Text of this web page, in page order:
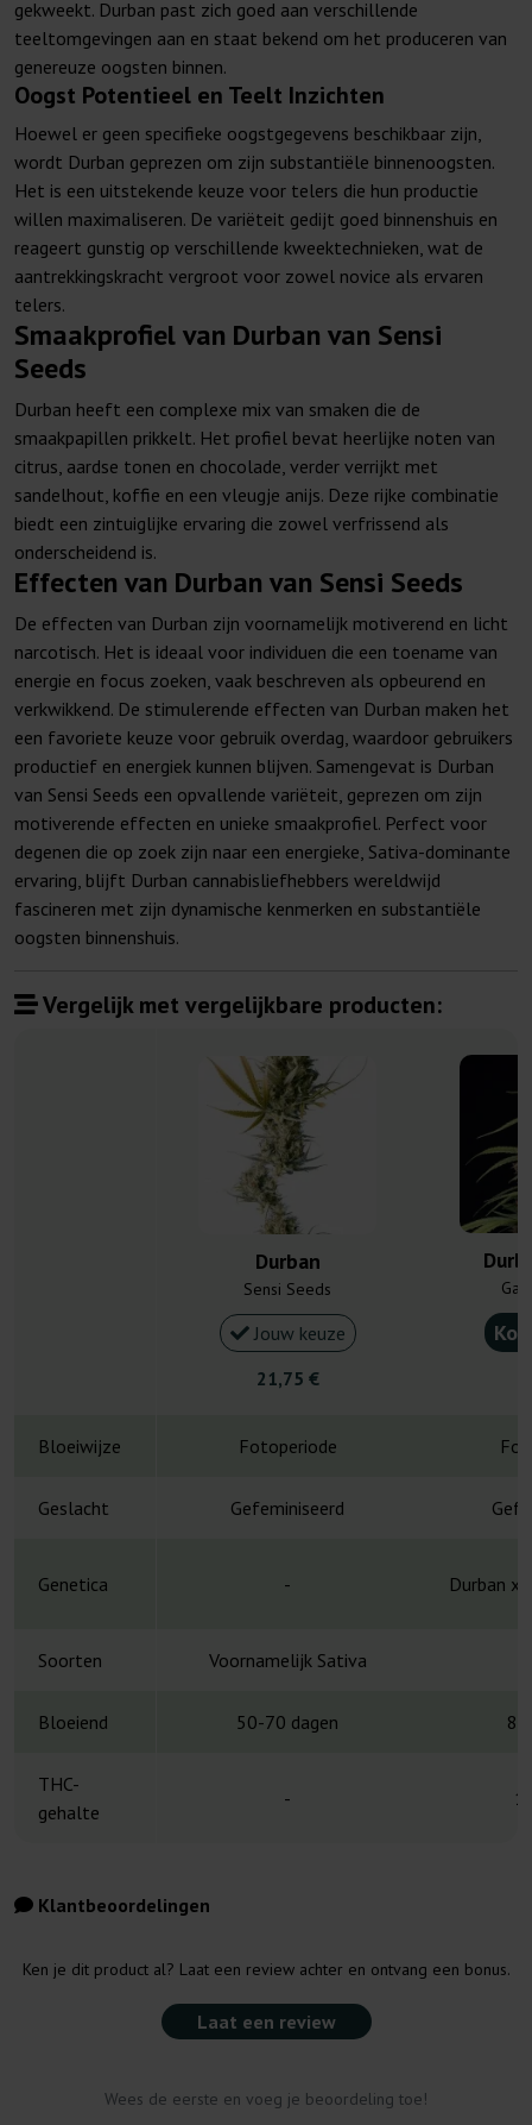
gekweekt. Durban past zich goed aan verschillende
teeltomgevingen aan en staat bekend om het produceren van
genereuze oogsten binnen.
Oogst Potentieel en Teelt Inzichten
Hoewel er geen specifieke oogstgegevens beschikbaar zijn,
wordt Durban geprezen om zijn substantiële binnenoogsten.
Het is een uitstekende keuze voor telers die hun productie
willen maximaliseren. De variëteit gedijt goed binnenshuis en
reageert gunstig op verschillende kweektechnieken, wat de
aantrekkingskracht vergroot voor zowel novice als ervaren
telers.
Smaakprofiel van Durban van Sensi
Seeds
Durban heeft een complexe mix van smaken die de
smaakpapillen prikkelt. Het profiel bevat heerlijke noten van
citrus, aardse tonen en chocolade, verder verrijkt met
sandelhout, koffie en een vleugje anijs. Deze rijke combinatie
biedt een zintuiglijke ervaring die zowel verfrissend als
onderscheidend is.
Effecten van Durban van Sensi Seeds
De effecten van Durban zijn voornamelijk motiverend en licht
narcotisch. Het is ideaal voor individuen die een toename van
energie en focus zoeken, vaak beschreven als opbeurend en
verkwikkend. De stimulerende effecten van Durban maken het
een favoriete keuze voor gebruik overdag, waardoor gebruikers
productief en energiek kunnen blijven. Samengevat is Durban
van Sensi Seeds een opvallende variëteit, geprezen om zijn
motiverende effecten en unieke smaakprofiel. Perfect voor
degenen die op zoek zijn naar een energieke, Sativa-dominante
ervaring, blijft Durban cannabisliefhebbers wereldwijd
fascineren met zijn dynamische kenmerken en substantiële
oogsten binnenshuis.
Vergelijk met vergelijkbare producten:
Durban
Sensi Seeds
Jouw keuze
21,75 €
Bloeiwijze Fotoperiode
Geslacht Gefeminiseerd
Genetica - Durban x
Soorten Voornamelijk Sativa
Bloeiend 50-70 dagen 8-
THC-
gehalte
-
Klantbeoordelingen
Ken je dit product al? Laat een review achter en ontvang een bonus.
Laat een review
Wees de eerste en voeg je beoordeling toe!